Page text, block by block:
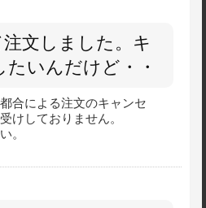
注文しました。キ
たいんだけど・・
合による注文のキャンセ
けしておりません。
。